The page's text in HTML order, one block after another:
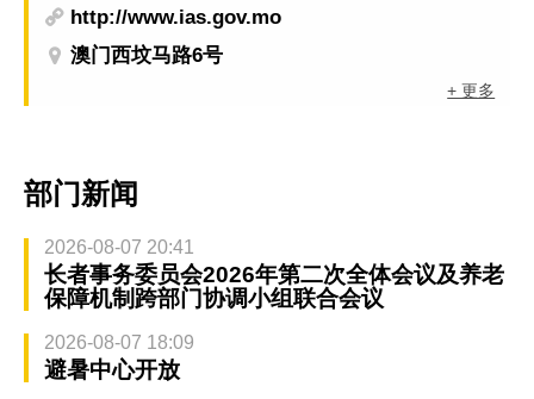
http://www.ias.gov.mo
澳门西坟马路6号
+ 更多
部门新闻
2026-08-07 20:41
长者事务委员会2026年第二次全体会议及养老
保障机制跨部门协调小组联合会议
2026-08-07 18:09
避暑中心开放